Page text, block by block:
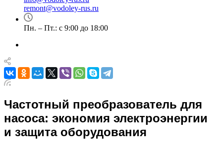
remont@vodoley-rus.ru
Пн. – Пт.: с 9:00 до 18:00
Частотный преобразователь для
насоса: экономия электроэнергии
и защита оборудования